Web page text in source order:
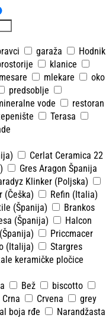
garaža
Hodnik
klanice
mesare mlekare
oko
predsoblje
vode
restoran
Terasa
Cerlat Ceramica 22
Gres Aragon Španija
Klinker (Poljska)
(Češka)
Refin (Italia)
(Španija)
Brankos
(Španija)
Halcon
Priccmacer
(Italija)
Stargres
keramičke pločice
Bež
biscotto
Crna Crvena
grey
boja rđe
Narandžasta